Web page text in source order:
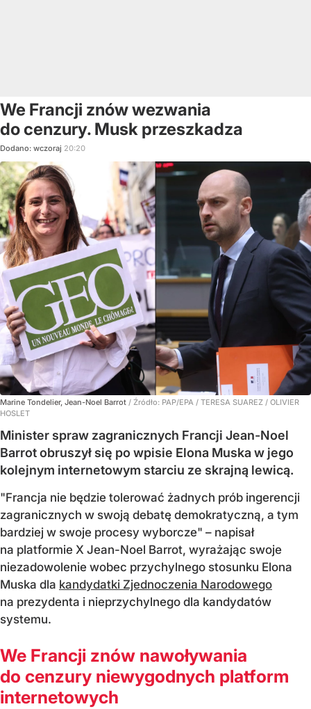
We Francji znów wezwania
do cenzury. Musk przeszkadza
Dodano: wczoraj 20:20
Marine Tondelier, Jean-Noel Barrot / Źródło: PAP/EPA / TERESA SUAREZ / OLIVIER
HOSLET
Minister spraw zagranicznych Francji Jean-Noel
Barrot obruszył się po wpisie Elona Muska w jego
kolejnym internetowym starciu ze skrajną lewicą.
"Francja nie będzie tolerować żadnych prób ingerencji
zagranicznych w swoją debatę demokratyczną, a tym
bardziej w swoje procesy wyborcze" – napisał
na platformie X Jean-Noel Barrot, wyrażając swoje
niezadowolenie wobec przychylnego stosunku Elona
Muska dla kandydatki Zjednoczenia Narodowego
na prezydenta i nieprzychylnego dla kandydatów
systemu.
We Francji znów nawoływania
do cenzury niewygodnych platform
internetowych